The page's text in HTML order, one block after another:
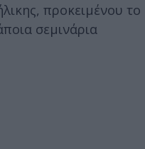
προκειμένου το
σεμινάρια